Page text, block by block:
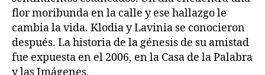
flor moribunda en la calle y ese hallazgo le
cambia la vida. Klodia y Lavinia se conocieron
después. La historia de la génesis de su amistad
fue expuesta en el 2006, en la Casa de la Palabra